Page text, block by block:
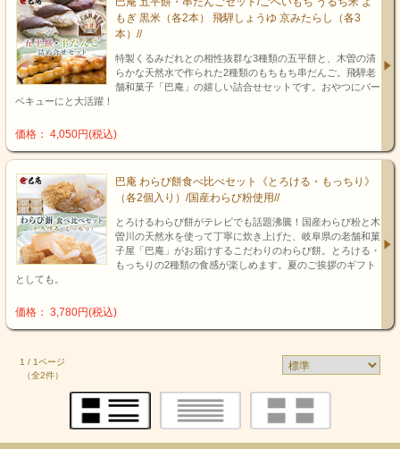
もぎ 黒米（各2本） 飛騨しょうゆ 京みたらし（各3
本）//
特製くるみだれとの相性抜群な3種類の五平餅と、木曽の清
らかな天然水で作られた2種類のもちもち串だんご。飛騨老
舗和菓子「巴庵」の嬉しい詰合せセットです。おやつにバー
ベキューにと大活躍！
価格： 4,050円(税込)
巴庵 わらび餅食べ比べセット《とろける・もっちり》
（各2個入り）/国産わらび粉使用//
とろけるわらび餅がテレビでも話題沸騰！国産わらび粉と木
曽川の天然水を使って丁寧に炊き上げた、岐阜県の老舗和菓
子屋「巴庵」がお届けするこだわりのわらび餅。とろける・
もっちりの2種類の食感が楽しめます。夏のご挨拶のギフト
としても。
価格： 3,780円(税込)
1 / 1ページ
（全2件）